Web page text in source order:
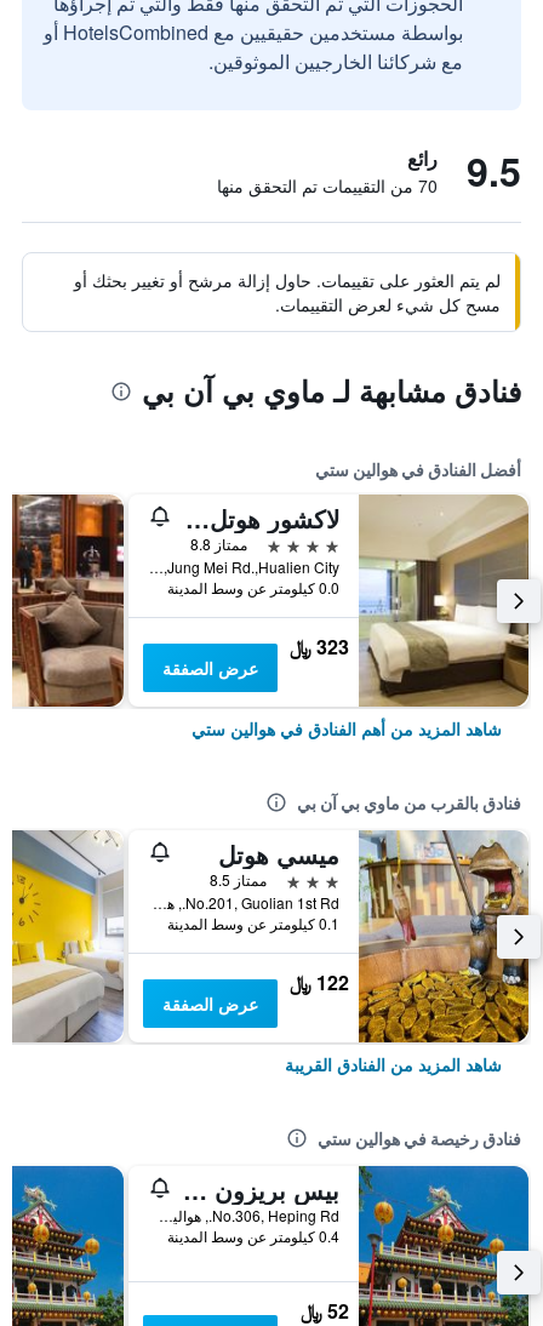
بواسطة مستخدمين حقيقيين مع HotelsCombined أو
مع شركائنا الخارجيين الموثوقين.
9.5 رائع
70 من التقييمات تم التحقق منها
لم يتم العثور على تقييمات. حاول إزالة مرشح أو تغيير بحثك أو
مسح كل شيء لعرض التقييمات.
فنادق مشابهة لـ ماوي بي آن بي
أفضل الفنادق في هوالين ستي
لاكشور هوتل هولين
4 نجوم
ممتاز 8.8
No.142,Jung Mei Rd.,Hualien City, هوالين ستي, تايوان
0.0 كيلومتر عن وسط المدينة
323 ﷼
عرض الصفقة
شاهد المزيد من أهم الفنادق في هوالين ستي
فنادق بالقرب من ماوي بي آن بي
ميسي هوتل
3 نجوم
ممتاز 8.5
No.201, Guolian 1st Rd., هوالين ستي, تايوان
0.1 كيلومتر عن وسط المدينة
122 ﷼
عرض الصفقة
شاهد المزيد من الفنادق القريبة
فنادق رخيصة في هوالين ستي
بيس بريزون كافيه إن
No.306, Heping Rd., هوالين ستي, تايوان
0.4 كيلومتر عن وسط المدينة
52 ﷼